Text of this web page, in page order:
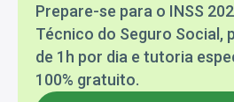
Prepare-se para o INSS
Técnico do Seguro Social,
de 1h por dia e tutoria
100% gratuito.